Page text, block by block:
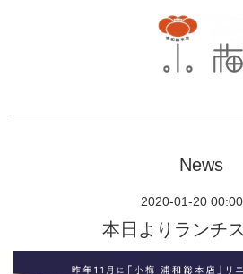
News
2020-01-20
本日よりランチ